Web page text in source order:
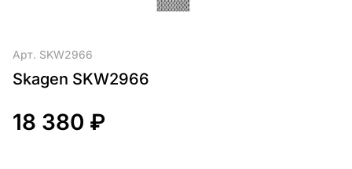
Арт. SKW2966
Skagen SKW2966
18 380 ₽